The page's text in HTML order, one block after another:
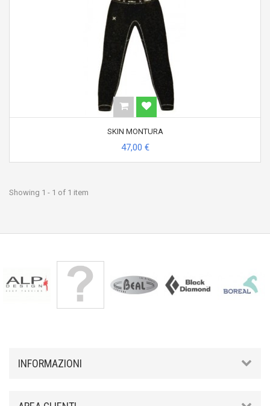
SKIN MONTURA
47,00 €
Showing 1 - 1 of 1 item
INFORMAZIONI